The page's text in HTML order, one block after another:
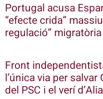
Portugal acusa
“efecte crida”
regulació” migratòria
Front
l’única via per salvar
del PSC i el verí